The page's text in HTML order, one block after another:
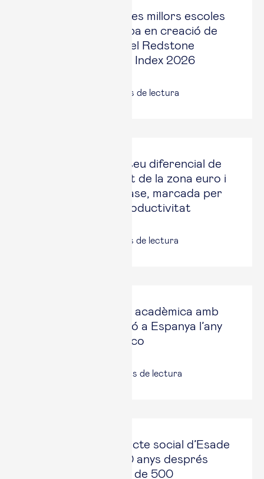
Esade, entre les tres millors escoles
de negocis d’Europa en creació de
start-ups, segons el Redstone
University Startup Index 2026
minuts de lectura
Espanya manté el seu diferencial de
creixement enfront de la zona euro i
encara una nova fase, marcada per
la cerca de més productivitat
minuts de lectura
Esade, la institució acadèmica amb
més bona reputació a Espanya l’any
2026, segons Merco
minuts de lectura
La iniciativa d’impacte social d’Esade
Alumni compleix 20 anys després
d’acompanyar més de 500